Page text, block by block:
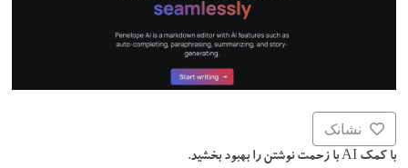
نشانک
با کمک AI با زحمت نوشتن را بهبود بخشید.